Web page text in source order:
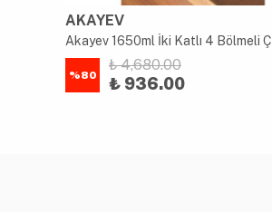
AKAYEV
%80
₺ 4,680.00
₺ 936.00